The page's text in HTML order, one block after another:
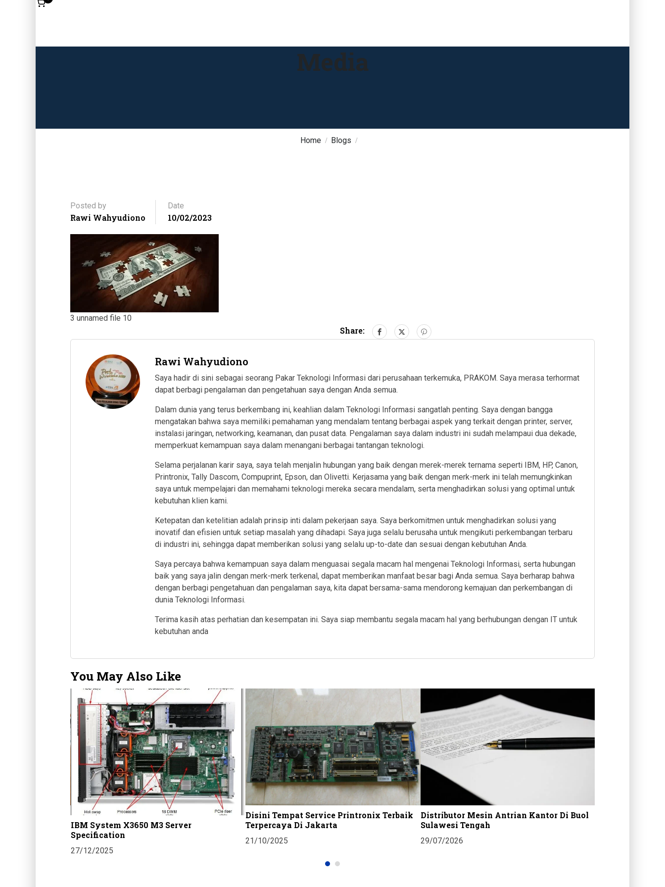
Home Blogs
Media
Posted by
Rawi Wahyudiono
Date
10/02/2023
3 unnamed file 10
Share:
Rawi Wahyudiono
Saya hadir di sini sebagai seorang Pakar Teknologi Informasi dari perusahaan terkemuka, PRAKOM. Saya merasa terhormat
dapat berbagi pengalaman dan pengetahuan saya dengan Anda semua.
Dalam dunia yang terus berkembang ini, keahlian dalam Teknologi Informasi sangatlah penting. Saya dengan bangga
mengatakan bahwa saya memiliki pemahaman yang mendalam tentang berbagai aspek yang terkait dengan printer, server,
instalasi jaringan, networking, keamanan, dan pusat data. Pengalaman saya dalam industri ini sudah melampaui dua dekade,
memperkuat kemampuan saya dalam menangani berbagai tantangan teknologi.
Selama perjalanan karir saya, saya telah menjalin hubungan yang baik dengan merek-merek ternama seperti IBM, HP, Canon,
Printronix, Tally Dascom, Compuprint, Epson, dan Olivetti. Kerjasama yang baik dengan merk-merk ini telah memungkinkan
saya untuk mempelajari dan memahami teknologi mereka secara mendalam, serta menghadirkan solusi yang optimal untuk
kebutuhan klien kami.
Ketepatan dan ketelitian adalah prinsip inti dalam pekerjaan saya. Saya berkomitmen untuk menghadirkan solusi yang
inovatif dan efisien untuk setiap masalah yang dihadapi. Saya juga selalu berusaha untuk mengikuti perkembangan terbaru
di industri ini, sehingga dapat memberikan solusi yang selalu up-to-date dan sesuai dengan kebutuhan Anda.
Saya percaya bahwa kemampuan saya dalam menguasai segala macam hal mengenai Teknologi Informasi, serta hubungan
baik yang saya jalin dengan merk-merk terkenal, dapat memberikan manfaat besar bagi Anda semua. Saya berharap bahwa
dengan berbagi pengetahuan dan pengalaman saya, kita dapat bersama-sama mendorong kemajuan dan perkembangan di
dunia Teknologi Informasi.
Terima kasih atas perhatian dan kesempatan ini. Saya siap membantu segala macam hal yang berhubungan dengan IT untuk
kebutuhan anda
You May Also Like
IBM System X3650 M3 Server
Specification
27/12/2025
Disini Tempat Service Printronix Terbaik
Terpercaya Di Jakarta
21/10/2025
Distributor Mesin Antrian Kantor Di Buol
Sulawesi Tengah
29/07/2026